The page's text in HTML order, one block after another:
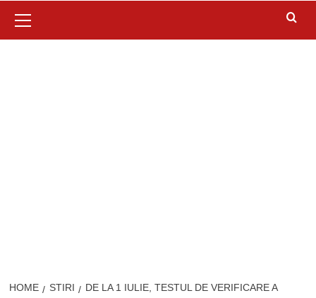
Menu
HOME STIRI
DE LA 1 IULIE, TESTUL DE VERIFICARE A